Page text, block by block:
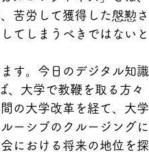
苦労して獲得した慇懃さ
てしまうべきではないと
す。今日のデジタル知識
、大学で教鞭を取る方々
の大学改革を経て、大学
ーシブのクルージングに
における将来の地位を探